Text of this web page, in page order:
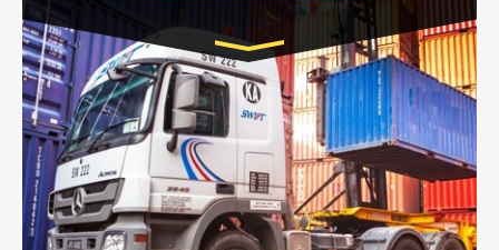
Цена за км. Рассчитывается
индивидуально
- Контейнерные грузоперевозки на специальном
оборудованном транспорте быстро, качественно и
безопасно.
- Наша транспортная компания поможет